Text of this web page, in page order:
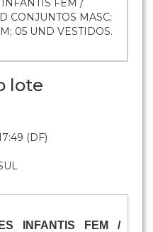
FEM /
CONJUNTOS MASC;
05 UND VESTIDOS.
lote
(DF)
INFANTIS FEM /